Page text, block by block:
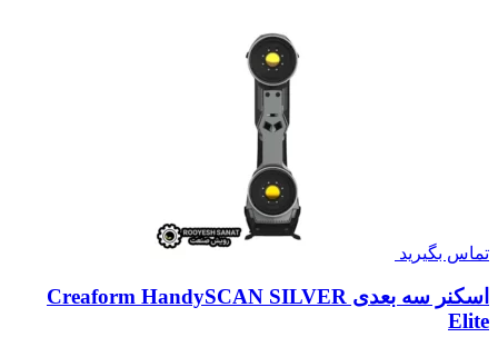
تماس بگیرید
اسکنر سه بعدی Creaform HandySCAN SILVER
Elite